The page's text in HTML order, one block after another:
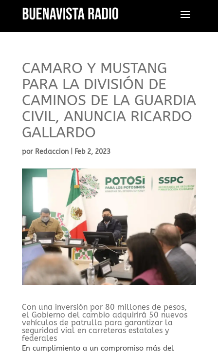
CAMARO Y MUSTANG
PARA LA DIVISIÓN DE
CAMINOS DE LA GUARDIA
CIVIL, ANUNCIA RICARDO
GALLARDO
por Redaccion| Feb 2, 2023
Con una inversión por 80 millones de pesos,
el Gobierno del cambio adquirirá 50 nuevos
vehículos de patrulla para garantizar la
seguridad vial en carreteras estatales y
federales
En cumplimiento a un compromiso más del